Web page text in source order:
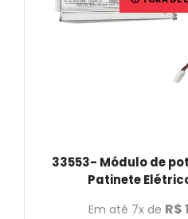
33553- Módulo de
Patinete
Em até 7x de R$